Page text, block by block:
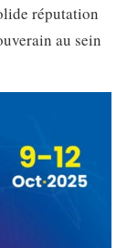
réputation
au sein